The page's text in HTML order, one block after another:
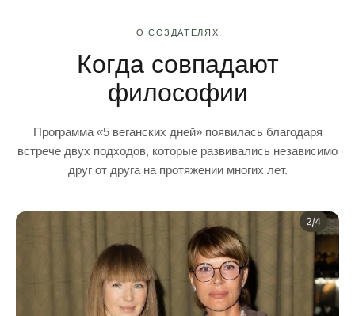
О СОЗДАТЕЛЯХ
Когда совпадают
философии
Программа «5 веганских дней» появилась благодаря
встрече двух подходов, которые развивались независимо
друг от друга на протяжении многих лет.